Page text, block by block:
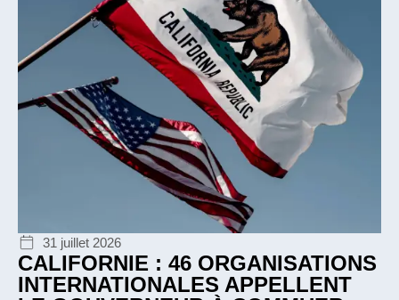
31 juillet 2026
CALIFORNIE : 46 ORGANISATIONS
INTERNATIONALES APPELLENT